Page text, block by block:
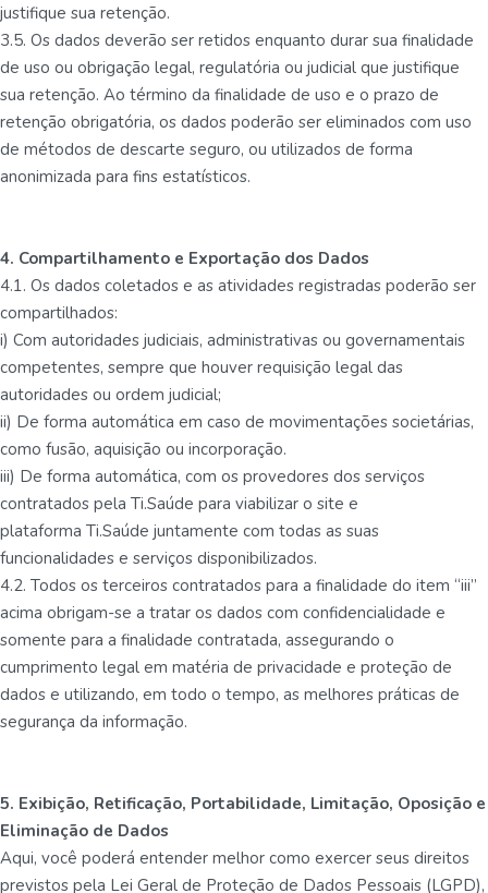
justifique sua retenção.
3.5. Os dados deverão ser retidos enquanto durar sua finalidade
de uso ou obrigação legal, regulatória ou judicial que justifique
sua retenção. Ao término da finalidade de uso e o prazo de
retenção obrigatória, os dados poderão ser eliminados com uso
de métodos de descarte seguro, ou utilizados de forma
anonimizada para fins estatísticos.
4. Compartilhamento e Exportação dos Dados
4.1. Os dados coletados e as atividades registradas poderão ser
compartilhados:
i) Com autoridades judiciais, administrativas ou governamentais
competentes, sempre que houver requisição legal das
autoridades ou ordem judicial;
ii) De forma automática em caso de movimentações societárias,
como fusão, aquisição ou incorporação.
iii) De forma automática, com os provedores dos serviços
contratados pela Ti.Saúde para viabilizar o site e
plataforma Ti.Saúde juntamente com todas as suas
funcionalidades e serviços disponibilizados.
4.2. Todos os terceiros contratados para a finalidade do item “iii”
acima obrigam-se a tratar os dados com confidencialidade e
somente para a finalidade contratada, assegurando o
cumprimento legal em matéria de privacidade e proteção de
dados e utilizando, em todo o tempo, as melhores práticas de
segurança da informação.
5. Exibição, Retificação, Portabilidade, Limitação, Oposição e
Eliminação de Dados
Aqui, você poderá entender melhor como exercer seus direitos
previstos pela Lei Geral de Proteção de Dados Pessoais (LGPD),